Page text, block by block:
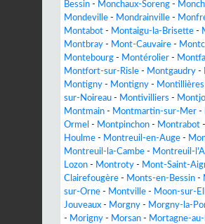
Bessin - Monchaux-Soreng -
Mondeville - Mondrainville -
Montabot - Montaigu-la-Brisette -
Montbray - Mont-Cauvaire -
Montebourg - Montérolier -
Montfort-sur-Risle - Montgaudry -
Montigny - Montigny -
sur-Noireau - Montivilliers -
Montmain - Montmartin-sur-Mer -
Ormel - Montpinchon - Montrabot -
Houlme - Montreuil-en-Auge -
Montreuil-la-Cambe - Montreuil-
Lozon - Montroty - Mont-Saint-
Clairefougère - Monts-en-Bessin -
sur-Orne - Montville - Moon-sur-
Jouveaux - Morgny - Morgny-la-
- Morigny - Morsan - Mortagne-